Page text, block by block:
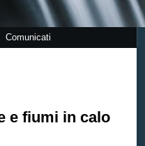
Comunicati
e fiumi in calo